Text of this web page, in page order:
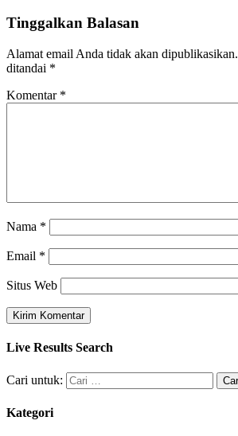
Tinggalkan Balasan
Alamat email Anda tidak akan dipublikasikan.
ditandai *
Komentar *
Nama *
Email *
Situs Web
Live Results Search
Cari untuk:
Kategori